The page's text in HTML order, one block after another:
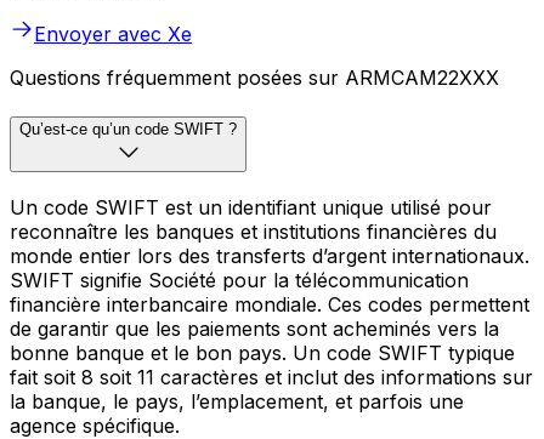
Envoyer avec Xe
Questions fréquemment posées sur ARMCAM22XXX
Qu’est-ce qu’un code SWIFT ?
Un code SWIFT est un identifiant unique utilisé pour
reconnaître les banques et institutions financières du
monde entier lors des transferts d’argent internationaux.
SWIFT signifie Société pour la télécommunication
financière interbancaire mondiale. Ces codes permettent
de garantir que les paiements sont acheminés vers la
bonne banque et le bon pays. Un code SWIFT typique
fait soit 8 soit 11 caractères et inclut des informations sur
la banque, le pays, l’emplacement, et parfois une
agence spécifique.